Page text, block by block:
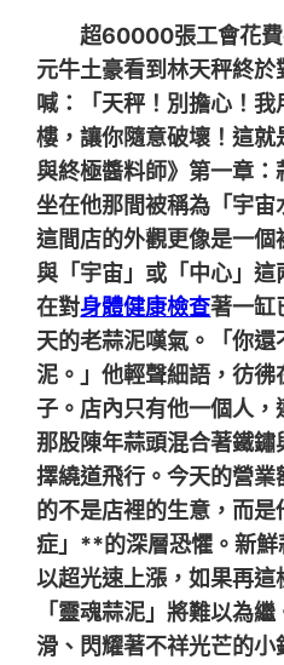
超60000張工會花費
元牛土豪看到林天秤終
喊：「天秤！別擔心！
樓，讓你隨意破壞！這
與終極醬料師》第一章
坐在他那間被稱為「宇
這間店的外觀更像是一個
與「宇宙」或「中心」
在對身體健康檢查著一缸
天的老蒜泥嘆氣。「你
泥。」他輕聲細語，彷
子。店內只有他一個人
那股陳年蒜頭混合著鐵
擇繞道飛行。今天的營
的不是店裡的生意，而
症」**的深層恐懼。新
以超光速上漲，如果再
「靈魂蒜泥」將難以為
滑、閃耀著不祥光芒的